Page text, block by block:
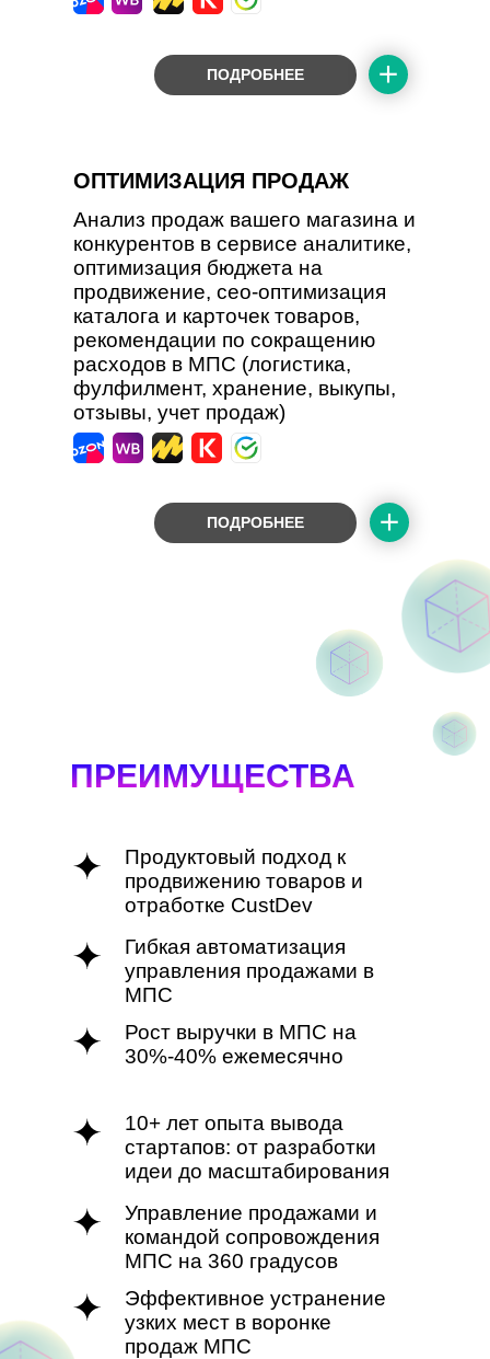
ПОДРОБНЕЕ
ПОДРОБНЕЕ
ОПТИМИЗАЦИЯ ПРОДАЖ
Анализ продаж вашего магазина и
конкурентов в сервисе аналитике,
оптимизация бюджета на
продвижение, сео-оптимизация
каталога и карточек товаров,
рекомендации по сокращению
расходов в МПС (логистика,
фулфилмент, хранение, выкупы,
отзывы, учет продаж)
Эффективное устранение
узких мест в воронке
продаж МПС
Управление продажами и
командой сопровождения
МПС на 360 градусов
Гибкая автоматизация
управления продажами в
МПС
Рост выручки в МПС на
30%-40% ежемесячно
10+ лет опыта вывода
стартапов: от разработки
идеи до масштабирования
Продуктовый подход к
продвижению товаров и
отработке CustDev
ПРЕИМУЩЕСТВА